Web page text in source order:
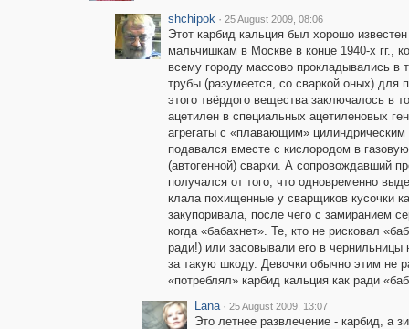
shchipok · 25 August 2009, 08:06
Этот карбид кальция был хорошо
мальчишкам в Москве в конце 1940-х гг.,
всему городу массово прокладывались в
трубы (разумеется, со сваркой оных)
этого твёрдого вещества заключалось в
ацетилен в специальных ацетиленовых
агрегаты с «плавающим»
подавался вместе с кислородом в
(автогенной) сварки. А сопровождавший
получался от того, что одновременно
клала похищенные у сварщиков кусочки
закупоривала, после чего с замиранием
когда «бабахнет». Те, кто не рисковал
ради!) или засовывали его в
за такую шкоду. Девочки обычно этим не
«потреблял» карбид кальция как ради
Lana · 25 August 2009, 13:07
Это летнее развлечение - карбид, а